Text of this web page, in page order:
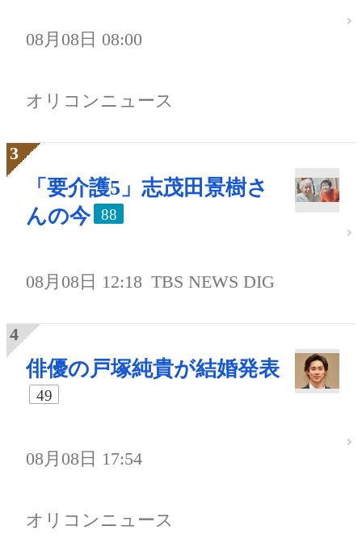
08月08日 08:00
オリコンニュース
「要介護5」志茂田景樹さ
んの今
88
08月08日 12:18 TBS NEWS DIG
俳優の戸塚純貴が結婚発表
49
08月08日 17:54
オリコンニュース